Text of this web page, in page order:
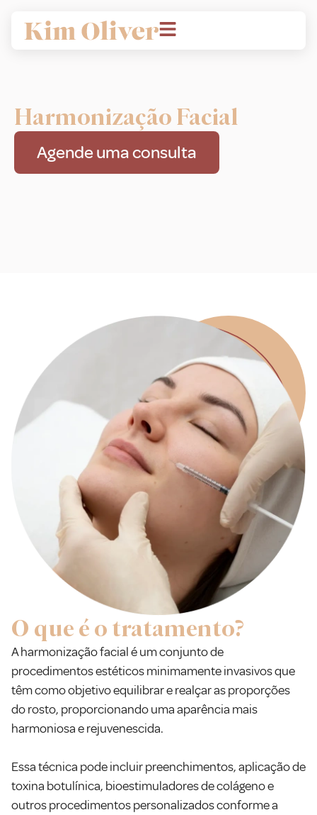
Harmonização Facial
Agende uma consulta
O que é o tratamento?
A harmonização facial é um conjunto de
procedimentos estéticos minimamente invasivos que
têm como objetivo equilibrar e realçar as proporções
do rosto, proporcionando uma aparência mais
harmoniosa e rejuvenescida.
Essa técnica pode incluir preenchimentos, aplicação de
toxina botulínica, bioestimuladores de colágeno e
outros procedimentos personalizados conforme a